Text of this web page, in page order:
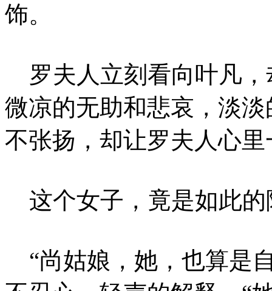
饰。
罗夫人立刻看向叶凡，
微凉的无助和悲哀，淡
不张扬，却让罗夫人心
这个女子，竟是如此的
“尚姑娘，她，也算是